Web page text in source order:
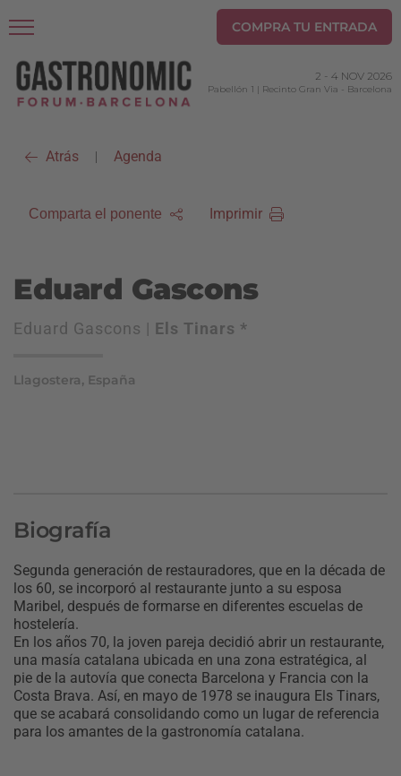
COMPRA TU ENTRADA
2 - 4 NOV 2026
Pabellón 1 | Recinto Gran Via - Barcelona
Atrás | Agenda
Comparta el ponente Imprimir
Eduard Gascons
Eduard Gascons | Els Tinars *
Llagostera, España
Biografía
Segunda generación de restauradores, que en la década de
los 60, se incorporó al restaurante junto a su esposa
Maribel, después de formarse en diferentes escuelas de
hostelería.
En los años 70, la joven pareja decidió abrir un restaurante,
una masía catalana ubicada en una zona estratégica, al
pie de la autovía que conecta Barcelona y Francia con la
Costa Brava. Así, en mayo de 1978 se inaugura Els Tinars,
que se acabará consolidando como un lugar de referencia
para los amantes de la gastronomía catalana.